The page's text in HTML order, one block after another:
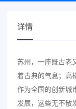
详情
苏州，一座既古老
着古典的气息；高
作为全国的创新城
发展，这些无不散